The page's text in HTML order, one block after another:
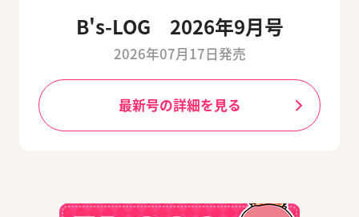
B's-LOG 2026年9月号
2026年07月17日発売
最新号の詳細を見る